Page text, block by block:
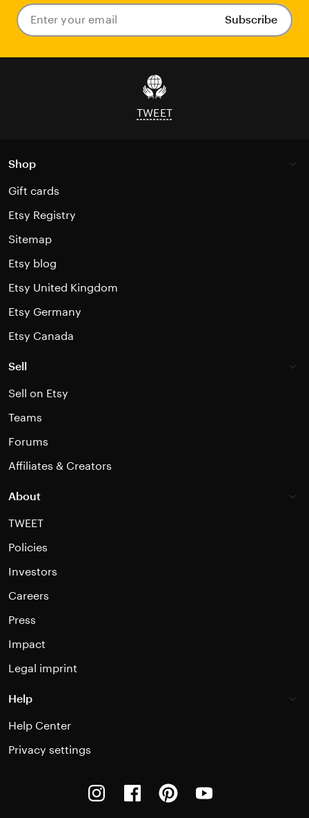
Enter
your
Subscribe
TWEET
Shop
Gift cards
Etsy Registry
Sitemap
Etsy blog
Etsy United Kingdom
Etsy Germany
Etsy Canada
Sell
Sell on Etsy
Teams
Forums
Affiliates & Creators
About
TWEET
Policies
Investors
Careers
Press
Impact
Legal imprint
Help
Help Center
Privacy settings
InstagramFacebookPinterest